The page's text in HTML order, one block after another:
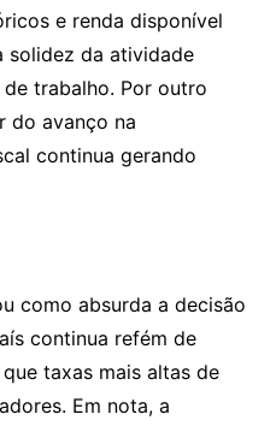
e renda disponível
solidez da atividade
trabalho. Por outro
do avanço na
continua gerando
como absurda a decisão
continua refém de
taxas mais altas de
Em nota, a